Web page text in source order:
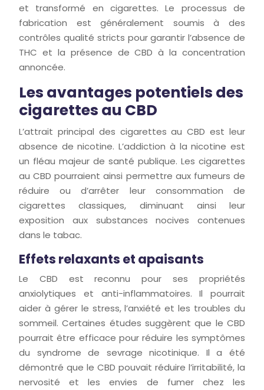
et transformé en cigarettes. Le processus de
fabrication est généralement soumis à des
contrôles qualité stricts pour garantir l’absence de
THC et la présence de CBD à la concentration
annoncée.
Les avantages potentiels des
cigarettes au CBD
L’attrait principal des cigarettes au CBD est leur
absence de nicotine. L’addiction à la nicotine est
un fléau majeur de santé publique. Les cigarettes
au CBD pourraient ainsi permettre aux fumeurs de
réduire ou d’arrêter leur consommation de
cigarettes classiques, diminuant ainsi leur
exposition aux substances nocives contenues
dans le tabac.
Effets relaxants et apaisants
Le CBD est reconnu pour ses propriétés
anxiolytiques et anti-inflammatoires. Il pourrait
aider à gérer le stress, l’anxiété et les troubles du
sommeil. Certaines études suggèrent que le CBD
pourrait être efficace pour réduire les symptômes
du syndrome de sevrage nicotinique. Il a été
démontré que le CBD pouvait réduire l’irritabilité, la
nervosité et les envies de fumer chez les